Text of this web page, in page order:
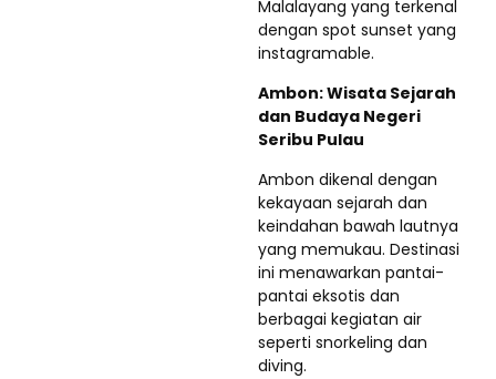
Malalayang yang terkenal
dengan spot sunset yang
instagramable.
Ambon: Wisata Sejarah
dan Budaya Negeri
Seribu Pulau
Ambon dikenal dengan
kekayaan sejarah dan
keindahan bawah lautnya
yang memukau. Destinasi
ini menawarkan pantai-
pantai eksotis dan
berbagai kegiatan air
seperti snorkeling dan
diving.